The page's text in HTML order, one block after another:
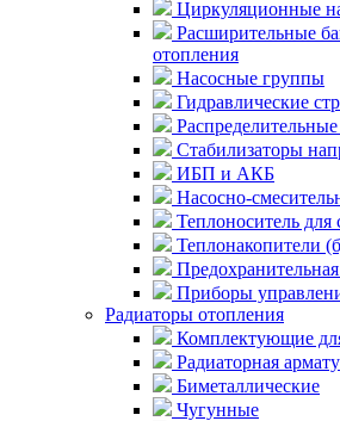
Циркуляционные
Расширительные
отопления
Насосные группы
Гидравлические
Стабилизаторы
ИБП и АКБ
Насосно-
Теплоноситель для
Теплонакопители
Приборы
Радиаторы отопления
Комплектующие
Радиаторная
Биметаллические
Чугунные